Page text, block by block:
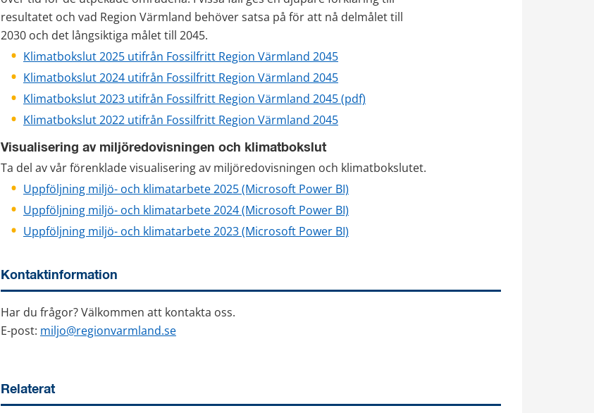
resultatet och vad Region Värmland behöver satsa på för att nå delmålet till
2030 och det långsiktiga målet till 2045.
Klimatbokslut 2025 utifrån Fossilfritt Region Värmland 2045
Klimatbokslut 2024 utifrån Fossilfritt Region Värmland 2045
Klimatbokslut 2023 utifrån Fossilfritt Region Värmland 2045 (pdf)
Klimatbokslut 2022 utifrån Fossilfritt Region Värmland 2045
Visualisering av miljöredovisningen och klimatbokslut
Ta del av vår förenklade visualisering av miljöredovisningen och klimatbokslutet.
Uppföljning miljö- och klimatarbete 2025 (Microsoft Power BI)
Uppföljning miljö- och klimatarbete 2024 (Microsoft Power BI)
Uppföljning miljö- och klimatarbete 2023 (Microsoft Power BI)
Kontaktinformation
Har du frågor? Välkommen att kontakta oss.
E-post: miljo@regionvarmland.se
Relaterat